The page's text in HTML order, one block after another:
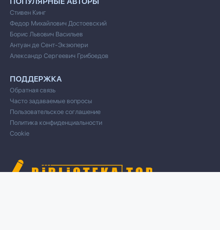
Стивен Кинг
Федор Михайлович Достоевский
Борис Львович Васильев
Антуан де Сент-Экзюпери
Александр Сергеевич Грибоедов
ПОДДЕРЖКА
Обратная связь
Часто задаваемые вопросы
Пользовательское соглашение
Политика конфиденциальности
Cookie